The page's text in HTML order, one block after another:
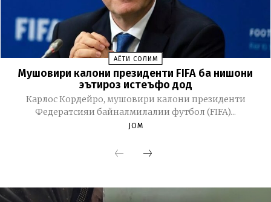
ҲАЁТИ СОЛИМ
Мушовири калони президенти FIFA ба нишони
эътироз истеъфо дод
Карлос Кордейро, мушовири калони президенти
Федератсияи байналмилалии футбол (FIFA)...
JOM